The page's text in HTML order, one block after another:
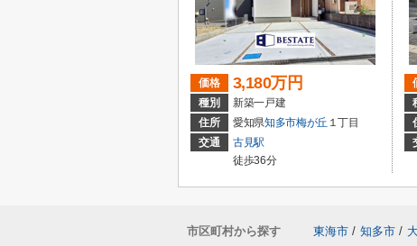
価格 3,180万円
種別
新築一戸建
住所
愛知県知多市梅が丘 １丁目
交通
古見駅
徒歩36分
市区町村から探す 東海市 / 知多市 /